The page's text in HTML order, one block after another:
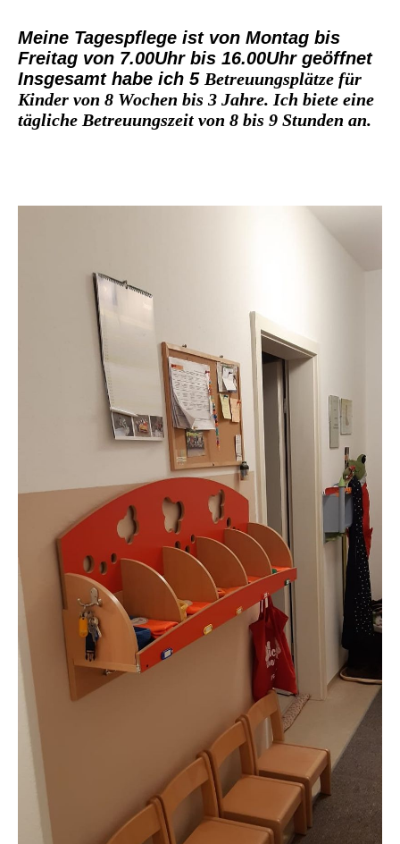
Meine Tagespflege ist von Montag bis
Freitag von 7.00Uhr bis 16.00Uhr geöffnet
Insgesamt habe ich 5 Betreuungsplätze für
Kinder von 8 Wochen bis 3 Jahre. Ich biete eine
tägliche Betreuungszeit von 8 bis 9 Stunden an.